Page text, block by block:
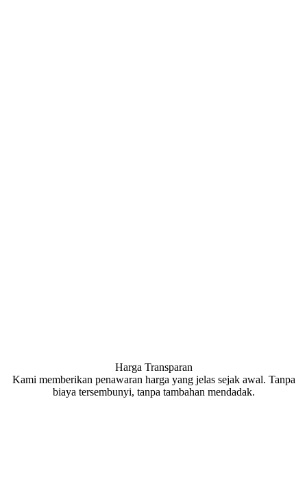
Harga Transparan
Kami memberikan penawaran harga yang jelas sejak awal. Tanpa
biaya tersembunyi, tanpa tambahan mendadak.